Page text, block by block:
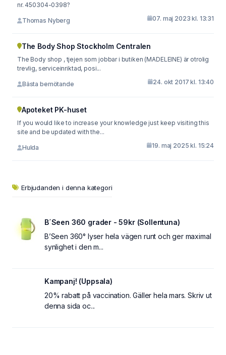
nr. 450304-0398?
Thomas Nyberg 07. maj 2023 kl. 13:31
The Body Shop Stockholm Centralen
The Body shop , tjejen som jobbar i butiken (MADELEINE) är otrolig
trevlig, serviceinriktad, posi...
Bästa bemötande 24. okt 2017 kl. 13:40
Apoteket PK-huset
If you would like to increase your knowledge just keep visiting this
site and be updated with the...
Hulda 19. maj 2025 kl. 15:24
Erbjudanden i denna kategori
B´Seen 360 grader - 59kr (Sollentuna)
B’Seen 360° lyser hela vägen runt och ger maximal
synlighet i den m...
Kampanj! (Uppsala)
20% rabatt på vaccination. Gäller hela mars. Skriv ut
denna sida oc...